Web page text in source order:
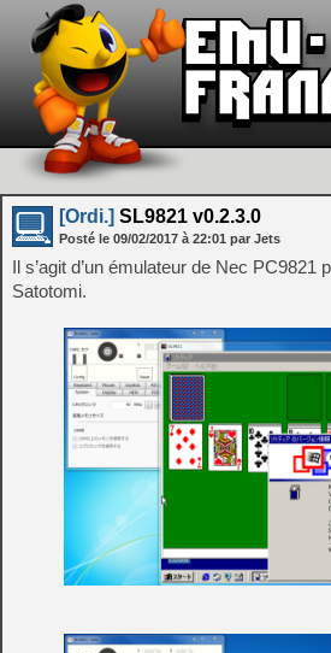
[Ordi.] SL9821 v0.2.3.0
Posté le 09/02/2017 à 22:01 par Jets
Il s’agit d’un émulateur de Nec PC9821
Satotomi.